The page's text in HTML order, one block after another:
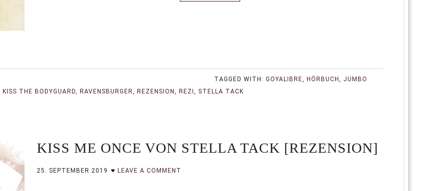
TAGGED WITH:GOYALIBRE,HÖRBUCH, JUMBO
KISS THE BODYGUARD, RAVENSBURGER, REZENSION, REZI, STELLA TACK
KISS ME ONCE VON STELLA TACK [REZENSION]
25. SEPTEMBER 2019 LEAVE A COMMENT